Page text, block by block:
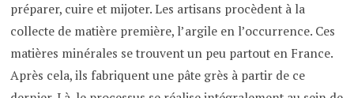
préparer, cuire et mijoter. Les artisans procèdent à la
collecte de matière première, l’argile en l’occurrence. Ces
matières minérales se trouvent un peu partout en France.
Après cela, ils fabriquent une pâte grès à partir de ce